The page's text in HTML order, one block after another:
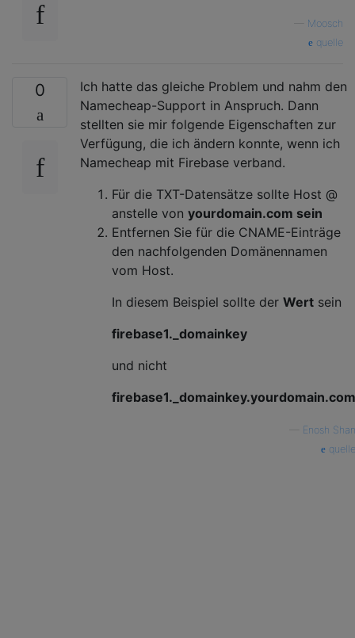
Moosch
quelle
0
Ich hatte das gleiche Problem und nahm den
Namecheap-Support in Anspruch. Dann
stellten sie mir folgende Eigenschaften zur
Verfügung, die ich ändern konnte, wenn ich
Namecheap mit Firebase verband.
Für die TXT-Datensätze sollte Host @
anstelle von yourdomain.com sein
Entfernen Sie für die CNAME-Einträge
den nachfolgenden Domänennamen
vom Host.
In diesem Beispiel sollte der Wert sein
firebase1._domainkey
und nicht
firebase1._domainkey.yourdomain.com
Enosh Shan
quelle